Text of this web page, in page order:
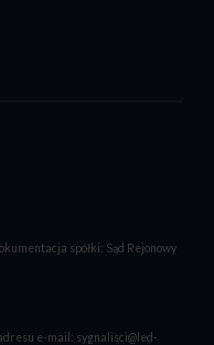
spółki: Sąd Rejonowy
e-mail: sygnalisci@led-